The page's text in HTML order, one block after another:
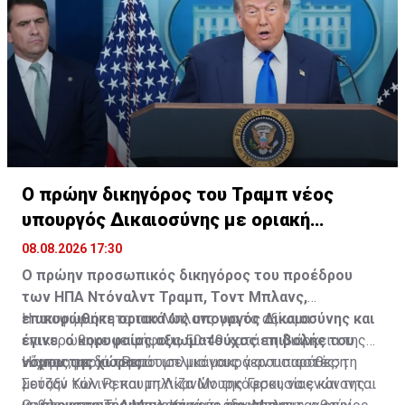
Ο πρώην δικηγόρος του Τραμπ νέος
υπουργός Δικαιοσύνης με οριακή
πλειοψηφία
08.08.2026 17:30
Ο πρώην προσωπικός δικηγόρος του προέδρου
των ΗΠΑ Ντόναλντ Τραμπ, Τοντ Μπλανς,
επικυρώθηκε οριακά ως υπουργός Δικαιοσύνης και
έγινε ο κορυφαίος αξιωματούχος επιβολής του
νόμου της χώρας.
Η υποψηφιότητα του Μπλανς για το αξίωμα
επικυρώθηκε με ψήφους 50-49 κατά τη διάρκεια της
νύχτας, με δύο Ρεπουμπλικάνους γερουσιαστές, τη
Σούζαν Κόλινς και τη Λίζα Μουρκόφσκι, να ενώνονται
Η ψηφοφορία τερμάτισε μια μακρά αντιπαράθεση
μεταξύ των Ρεπουμπλικανών της Γερουσίας και της